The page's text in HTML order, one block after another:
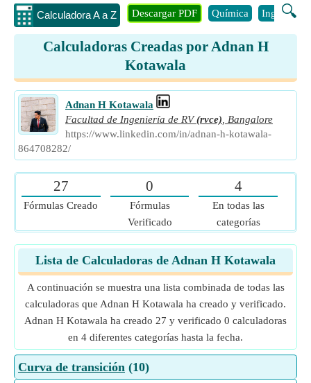
Calculadora A a Z 🔍
Descargar PDF Química Ingenieria
Calculadoras Creadas por Adnan H
Kotawala
Adnan H Kotawala
Facultad de Ingeniería de RV (rvce)
Bangalore
https://www.linkedin.com/in/adnan-h-kotawala-
864708282/
27
Fórmulas Creado
0
Fórmulas
Verificado
4
En todas las
categorías
Lista de Calculadoras de Adnan H Kotawala
A continuación se muestra una lista combinada de todas las
calculadoras que Adnan H Kotawala ha creado y verificado.
Adnan H Kotawala ha creado 27 y verificado 0 calculadoras
en 4 diferentes categorías hasta la fecha.
Curva de transición (10)